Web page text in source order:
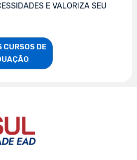
E VALORIZA SEU
CURSOS DE
GRADUAÇÃO